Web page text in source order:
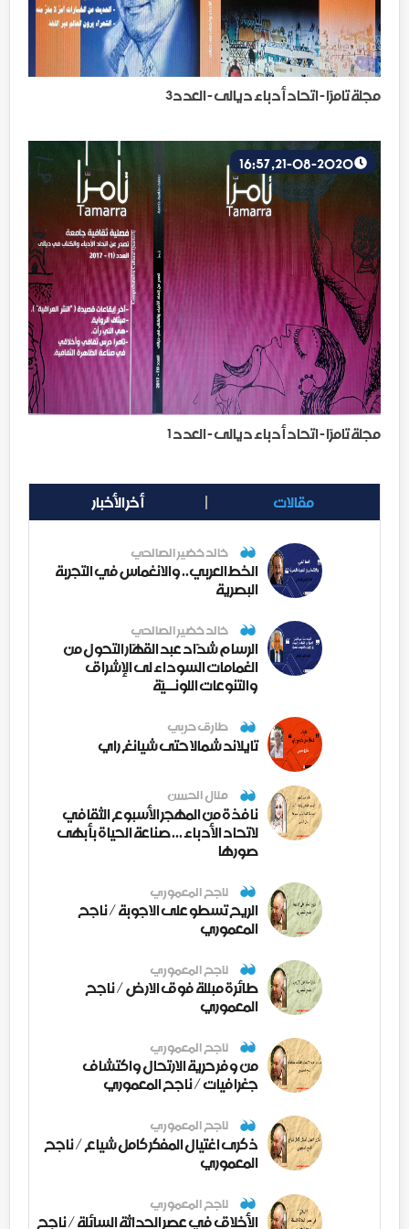
مجلة تامرّا - اتحاد أدباء ديالى - العدد3
مجلة تامرّا - اتحاد أدباء ديالى - العدد 1
مقالات أخر الأخبار
خالد خضير الصالحي
الخط العربي.. والانغماس في التجربة
البصرية
خالد خضير الصالحي
الرسام شدّاد عبد القهّار التحول من
الغمامات السوداء لى الإشراق
والتنوعات اللونــيّة
طارق حربي
تايلاند شمالا حتى شيانغ راي
منال الحسن
نافذة من المهجر الأسبوع الثقافي
لاتحاد الأدباء ... صناعة الحياة بأبهى
صورها
ناجح المعموري
الريح تسطو على الاجوبة / ناجح
المعموري
ناجح المعموري
طائرة مبللة فوق الارض / ناجح
المعموري
ناجح المعموري
من وفر حرية الارتحال واكتشاف
جغرافيات / ناجح المعموري
ناجح المعموري
ذكرى اغتيال المفكر كامل شياع / ناجح
المعموري
ناجح المعموري
الأخلاق في عصر الحداثة السائلة / ناجح